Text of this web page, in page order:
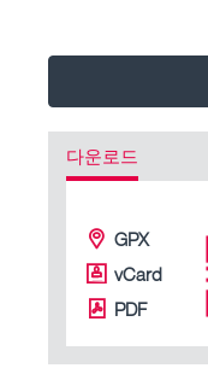
다운로드
GPX
vCard
PDF